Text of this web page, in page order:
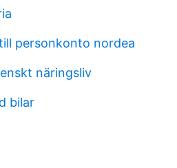
personkonto nordea
näringsliv
bilar